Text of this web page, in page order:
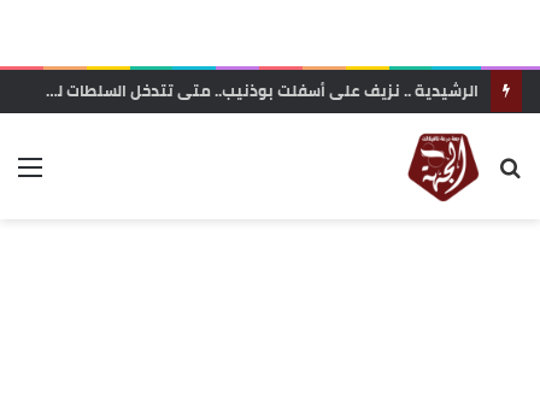
الرشيدية .. نزيف على أسفلت بوذنيب.. متى تتدخل السلطات لوقف حوادث السير ؟